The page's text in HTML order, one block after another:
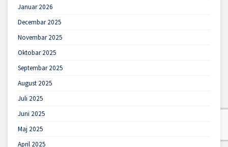
Januar 2026
Decembar 2025
Novembar 2025
Oktobar 2025
Septembar 2025
August 2025
Juli 2025
Juni 2025
Maj 2025
April 2025